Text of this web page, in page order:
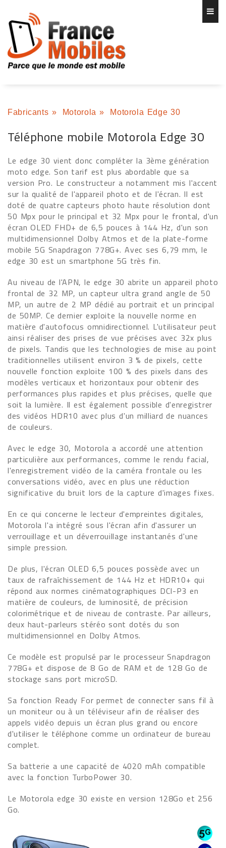
Fabricants » Motorola » Motorola Edge 30
Téléphone mobile Motorola Edge 30
Le edge 30 vient donc compléter la 3ème génération
moto edge. Son tarif est plus abordable que sa
version Pro. Le constructeur a notamment mis l'accent
sur la qualité de l'appareil photo et de l'écran. Il est
doté de quatre capteurs photo haute résolution dont
50 Mpx pour le principal et 32 Mpx pour le frontal, d'un
écran OLED FHD+ de 6,5 pouces à 144 Hz, d'un son
multidimensionnel Dolby Atmos et de la plate-forme
mobile 5G Snapdragon 778G+. Avec ses 6,79 mm, le
edge 30 est un smartphone 5G très fin.
Au niveau de l'APN, le edge 30 abrite un appareil photo
frontal de 32 MP, un capteur ultra grand angle de 50
MP, un autre de 2 MP dédié au portrait et un principal
de 50MP. Ce dernier exploite la nouvelle norme en
matière d'autofocus omnidirectionnel. L'utilisateur peut
ainsi réaliser des prises de vue précises avec 32x plus
de pixels. Tandis que les technologies de mise au point
traditionnelles utilisent environ 3 % de pixels, cette
nouvelle fonction exploite 100 % des pixels dans des
modèles verticaux et horizontaux pour obtenir des
performances plus rapides et plus précises, quelle que
soit la lumière. Il est également possible d'enregistrer
des vidéos HDR10 avec plus d'un milliard de nuances
de couleurs.
Avec le edge 30, Motorola a accordé une attention
particulière aux performances, comme le rendu facial,
l'enregistrement vidéo de la caméra frontale ou les
conversations vidéo, avec en plus une réduction
significative du bruit lors de la capture d'images fixes.
En ce qui concerne le lecteur d'empreintes digitales,
Motorola l'a intégré sous l'écran afin d'assurer un
verrouillage et un déverrouillage instantanés d'une
simple pression.
De plus, l'écran OLED 6,5 pouces possède avec un
taux de rafraîchissement de 144 Hz et HDR10+ qui
répond aux normes cinématographiques DCI-P3 en
matière de couleurs, de luminosité, de précision
colorimétrique et de niveau de contraste. Par ailleurs,
deux haut-parleurs stéréo sont dotés du son
multidimensionnel en Dolby Atmos.
Ce modèle est propulsé par le processeur Snapdragon
778G+ et dispose de 8 Go de RAM et de 128 Go de
stockage sans port microSD.
Sa fonction Ready For permet de connecter sans fil à
un moniteur ou à un téléviseur afin de réaliser des
appels vidéo depuis un écran plus grand ou encore
d'utiliser le téléphone comme un ordinateur de bureau
complet.
Sa batterie a une capacité de 4020 mAh compatible
avec la fonction TurboPower 30.
Le Motorola edge 30 existe en version 128Go et 256
Go.